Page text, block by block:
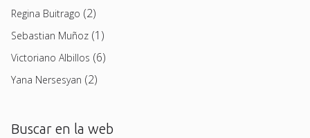
Regina Buitrago (2)
Sebastian Muñoz (1)
Victoriano Albillos (6)
Yana Nersesyan (2)
Buscar en la web